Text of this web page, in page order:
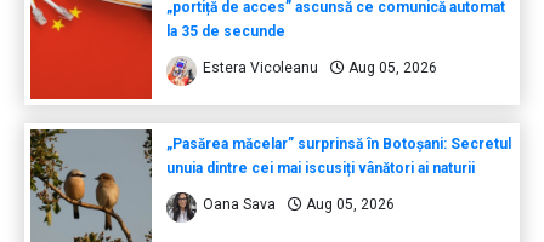
„portiță de acces” ascunsă ce comunică automat
la 35 de secunde
Estera Vicoleanu Aug 05, 2026
„Pasărea măcelar” surprinsă în Botoșani: Secretul
unuia dintre cei mai iscusiți vânători ai naturii
Oana Sava Aug 05, 2026